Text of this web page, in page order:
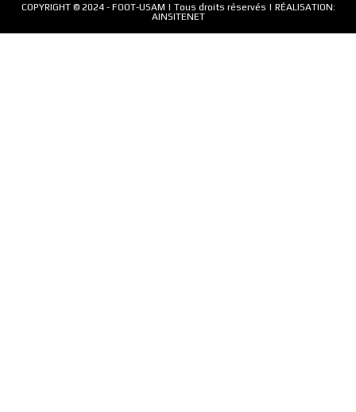
COPYRIGHT © 2024 - FOOT-USAM | Tous droits réservés | RÉALISATION:
AINSITENET